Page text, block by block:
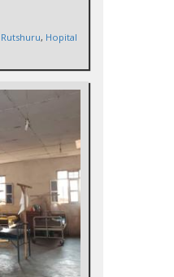
Rutshuru, Hopital